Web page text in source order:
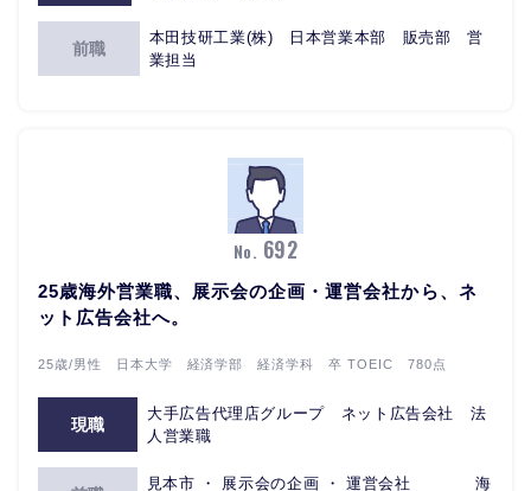
前職
本田技研工業(株) 日本営業本部 販売部 営
業担当
No. 692
25歳海外営業職、展示会の企画・運営会社から、ネ
ット広告会社へ。
25歳/男性 日本大学 経済学部 経済学科 卒 TOEIC 780点
現職
大手広告代理店グループ ネット広告会社 法
人営業職
見本市 ・ 展示会の企画 ・ 運営会社 海